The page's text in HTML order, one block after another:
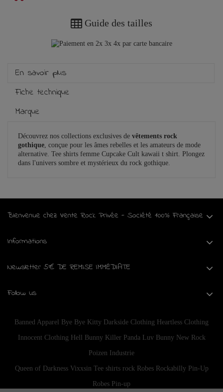
Guide des tailles
En savoir plus
Fiche technique
Marque
Découvrez nos collections exclusives de vêtements rock
gothique, conçue pour les âmes rebelles et les amateurs de mode
alternative. Tee shirts femme Cupcake Cult kawaii t shirt. Plongez
dans l'univers sombre et mystérieux du rock gothique.
Bienvenue chez Vente Rock Privée - Société 100% Française
Informations
Newsletter 5€ DE REMISE IMMÉDIATE
Follow us
Banned Apparel Bye Bye Kitty Darkside Clothing Heartless Clothing
Innocent Clothing Hell Bunny Killer Panda Luv Bunny New Rock
Poizen Industrie
Queen of Darkness Vixxsin Tee shirts rock Robes Rockabilly Pin-Up
Robes Pin-up